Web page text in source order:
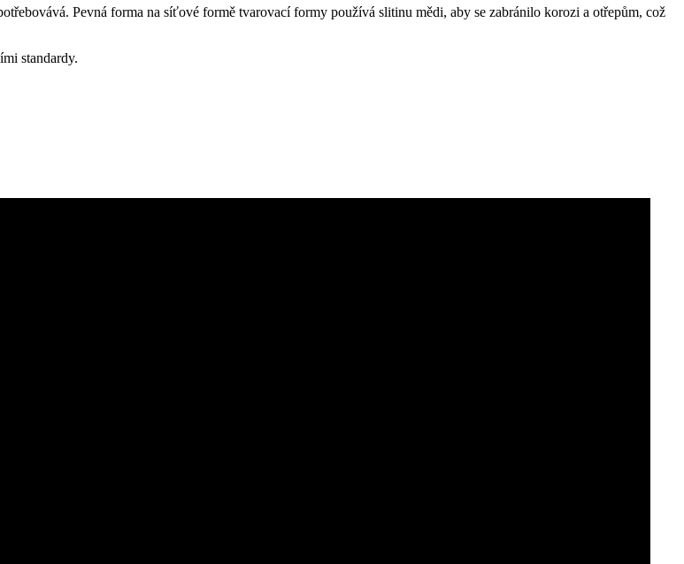
Pevná forma na síťové formě tvarovací formy používá slitinu mědi, aby se zabránilo korozi a otřepům, což
standardy.